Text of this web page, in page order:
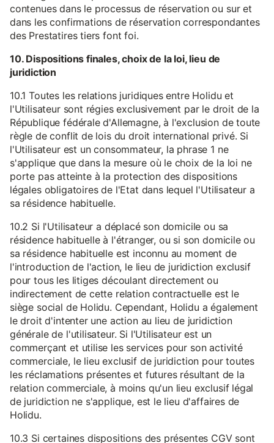
contenues dans le processus de réservation ou sur et
dans les confirmations de réservation correspondantes
des Prestatires tiers font foi.
10. Dispositions finales, choix de la loi, lieu de
juridiction
10.1 Toutes les relations juridiques entre Holidu et
l'Utilisateur sont régies exclusivement par le droit de la
République fédérale d'Allemagne, à l'exclusion de toute
règle de conflit de lois du droit international privé. Si
l'Utilisateur est un consommateur, la phrase 1 ne
s'applique que dans la mesure où le choix de la loi ne
porte pas atteinte à la protection des dispositions
légales obligatoires de l'Etat dans lequel l'Utilisateur a
sa résidence habituelle.
10.2 Si l'Utilisateur a déplacé son domicile ou sa
résidence habituelle à l'étranger, ou si son domicile ou
sa résidence habituelle est inconnu au moment de
l'introduction de l'action, le lieu de juridiction exclusif
pour tous les litiges découlant directement ou
indirectement de cette relation contractuelle est le
siège social de Holidu. Cependant, Holidu a également
le droit d'intenter une action au lieu de juridiction
générale de l'utilisateur. Si l'Utilisateur est un
commerçant et utilise les services pour son activité
commerciale, le lieu exclusif de juridiction pour toutes
les réclamations présentes et futures résultant de la
relation commerciale, à moins qu'un lieu exclusif légal
de juridiction ne s'applique, est le lieu d'affaires de
Holidu.
10.3 Si certaines dispositions des présentes CGV sont